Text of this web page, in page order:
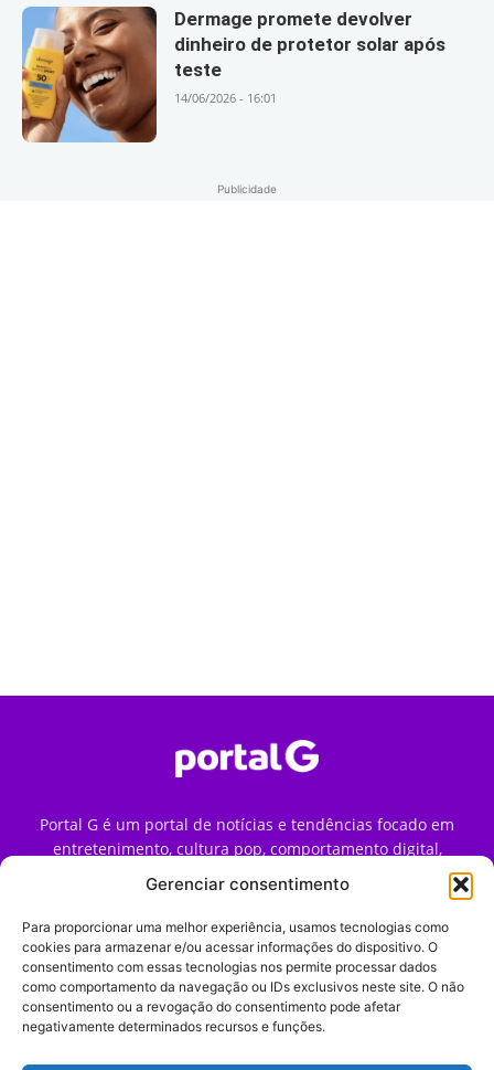
Gerenciar consentimento
Para proporcionar uma melhor experiência, usamos tecnologias como
cookies para armazenar e/ou acessar informações do dispositivo. O
consentimento com essas tecnologias nos permite processar dados
como comportamento da navegação ou IDs exclusivos neste site. O não
consentimento ou a revogação do consentimento pode afetar
negativamente determinados recursos e funções.
Dermage promete devolver
dinheiro de protetor solar após
teste
14/06/2026 - 16:01
Publicidade
Portal G é um portal de notícias e tendências focado em
entretenimento, cultura pop, comportamento digital,
streaming, games e iniciativas de marca que impactam a
forma como o público vive e consome internet no Brasil.
Contato:contato@portalg.com.br